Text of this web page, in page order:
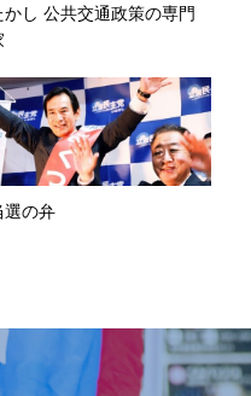
かし 公共交通政策の専門
選の弁